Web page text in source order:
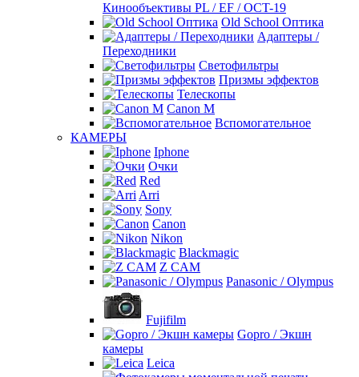
Кинообъективы PL / EF / OCT-19
Old School Оптика
Адаптеры /
Переходники
Светофильтры
Призмы эффектов
Телескопы
Canon M
Вспомогательное
КАМЕРЫ
Iphone
Очки
Red
Arri
Sony
Canon
Nikon
Blackmagic
Z CAM
Panasonic / Olympus
Fujifilm
Gopro / Экшн
камеры
Leica